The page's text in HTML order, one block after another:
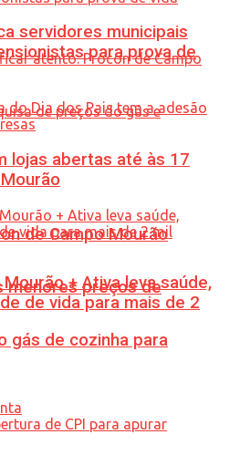
de Campo Mourão
menores preços de
gás de cozinha para
servidores municipais
para prova de
lojas abertas até às 17
+ Ativa leva saúde,
de vida para mais de 2